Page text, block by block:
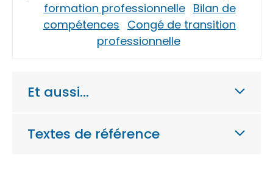
formation professionnelle Bilan de
compétences Congé de transition
professionnelle
Et aussi…
Textes de référence